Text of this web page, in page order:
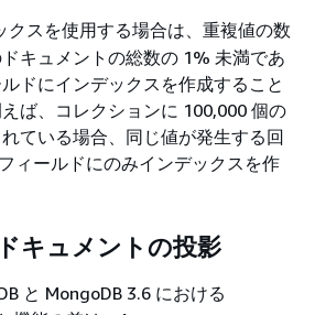
クスを使用する場合は、重複値の数
キュメントの総数の 1% 未満であ
ドにインデックスを作成すること
ば、コレクションに 100,000 個の
ている場合、同じ値が発生する回
ィールドにのみインデックスを作
キュメントの投影
と MongoDB 3.6 における